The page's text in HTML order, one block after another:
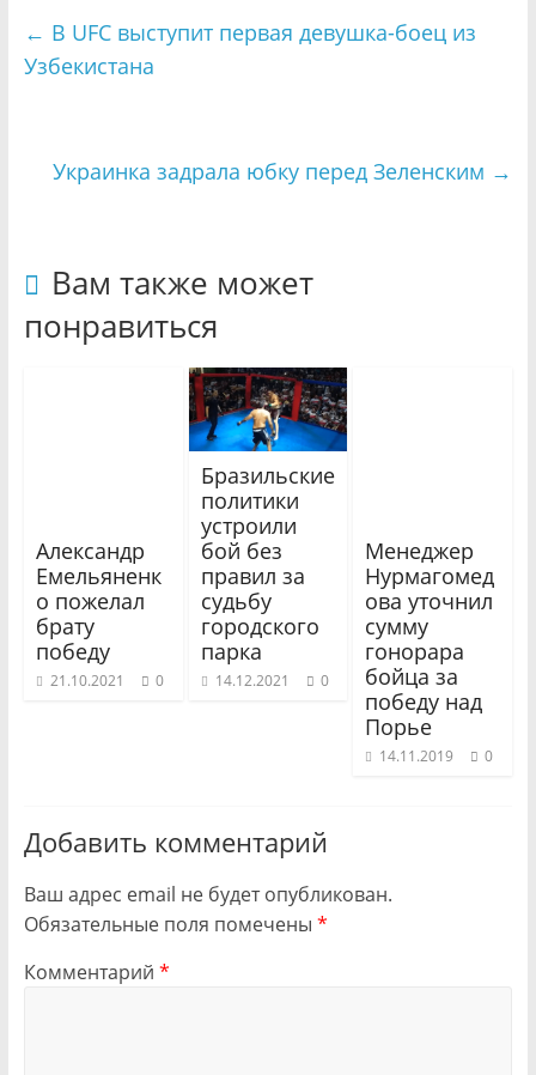
← В UFC выступит первая девушка-боец из
Узбекистана
Украинка задрала юбку перед Зеленским →
Вам также может
понравиться
Александр
Емельяненк
о пожелал
брату
победу
21.10.2021 0
Бразильские
политики
устроили
бой без
правил за
судьбу
городского
парка
14.12.2021 0
Менеджер
Нурмагомед
ова уточнил
сумму
гонорара
бойца за
победу над
Порье
14.11.2019 0
Добавить комментарий
Ваш адрес email не будет опубликован.
Обязательные поля помечены *
Комментарий *